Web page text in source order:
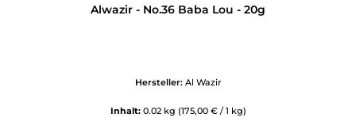
Alwazir - No.36 Baba Lou - 20g
Hersteller: Al Wazir
Inhalt: 0.02 kg (175,00 € / 1 kg)